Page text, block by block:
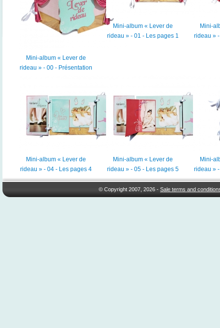
Mini-album « Lever de
rideau » - 00 - Présentation
Mini-album « Lever de
rideau » - 01 - Les pages 1
Mini-
rideau »
Mini-album « Lever de
rideau » - 04 - Les pages 4
Mini-album « Lever de
rideau » - 05 - Les pages 5
Mini-
rideau »
© Copyright 2007, 2026 -Sale terms and